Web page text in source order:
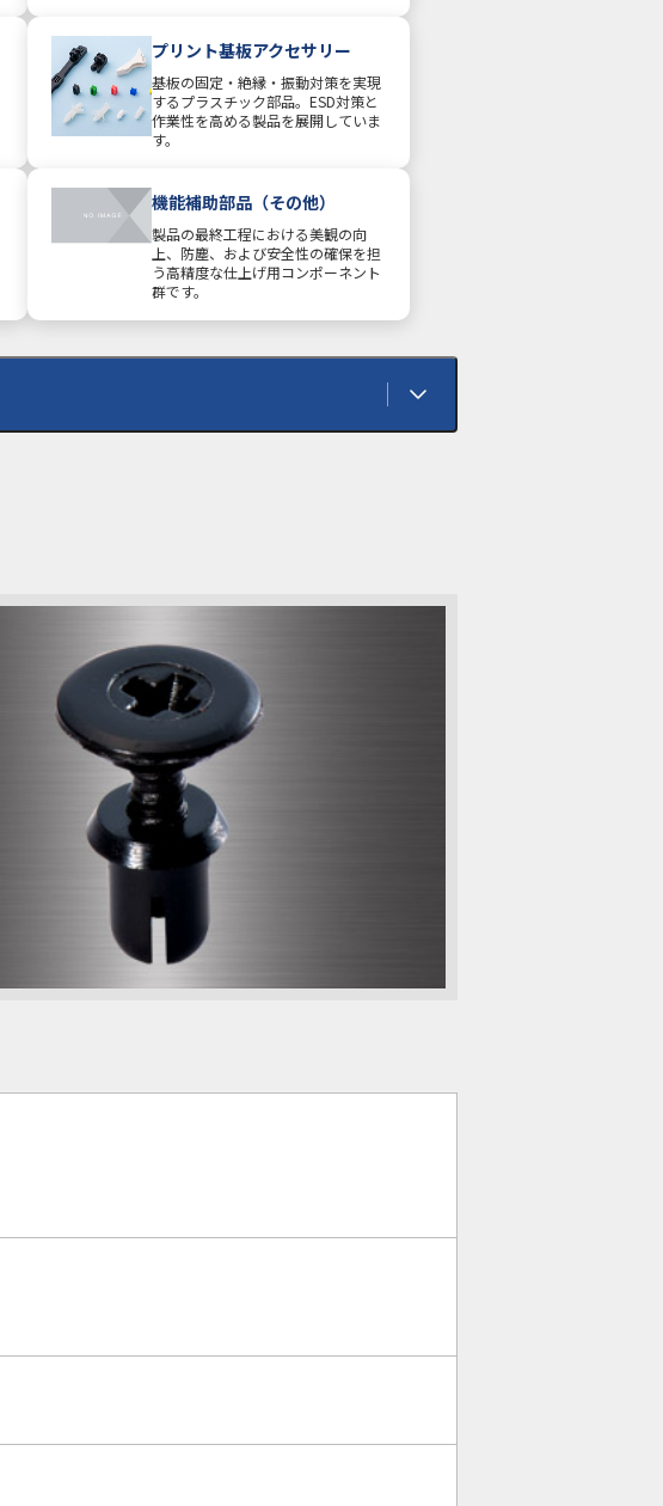
プリント基板アクセサリー
基板の固定・絶縁・振動対策を実現
するプラスチック部品。ESD対策と
作業性を高める製品を展開していま
す。
機能補助部品（その他）
製品の最終工程における美観の向
上、防塵、および安全性の確保を担
う高精度な仕上げ用コンポーネント
群です。
UL94V-0
UL-224
UL1565
防虫・環境衛生 自動車 家電 OA機器
コンタミ・異物・キズ対策
矢じりタイプ
粘着テープタイプ